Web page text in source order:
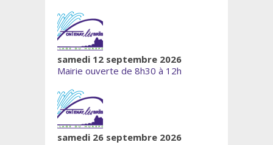
samedi 12 septembre 2026
Mairie ouverte de 8h30 à 12h
samedi 26 septembre 2026